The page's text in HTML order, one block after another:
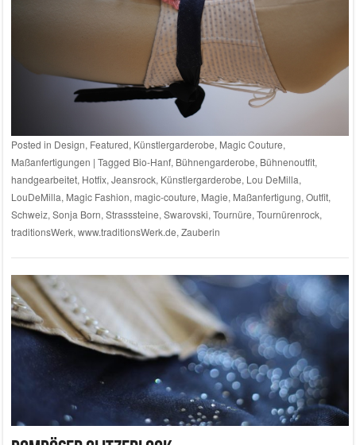
Posted in Design, Featured, Künstlergarderobe, Magic Couture,
Maßanfertigungen | Tagged Bio-Hanf, Bühnengarderobe, Bühnenoutfit,
handgearbeitet, Hotfix, Jeansrock, Künstlergarderobe, Lou DeMilla,
LouDeMilla, Magic Fashion, magic-couture, Magie, Maßanfertigung, Outfit,
Schweiz, Sonja Born, Strasssteine, Swarovski, Tournüre, Tournürenrock,
traditionsWerk, www.traditionsWerk.de, Zauberin